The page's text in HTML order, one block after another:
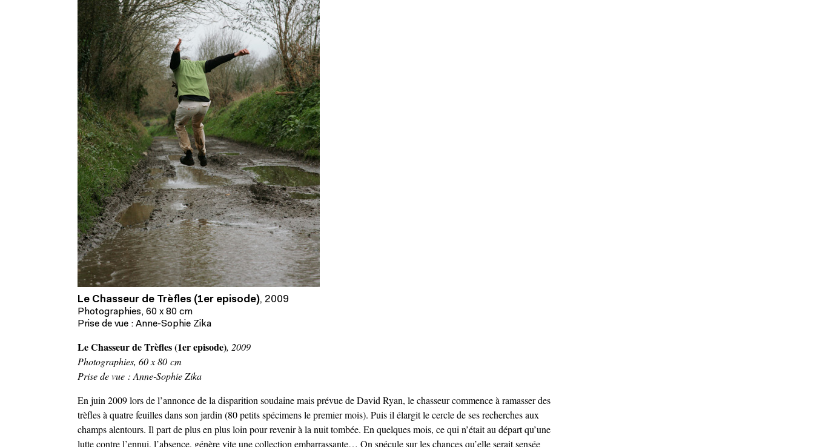
Le Chasseur de Trèfles (1er episode), 2009
Photographies, 60 x 80 cm
Prise de vue : Anne-Sophie Zika
Le Chasseur de Trèfles (1er episode), 2009
Photographies, 60 x 80 cm
Prise de vue : Anne-Sophie Zika
En juin 2009 lors de l’annonce de la disparition soudaine mais prévue de David Ryan, le chasseur commence à ramasser des
trèfles à quatre feuilles dans son jardin (80 petits spécimens le premier mois). Puis il élargit le cercle de ses recherches aux
champs alentours. Il part de plus en plus loin pour revenir à la nuit tombée. En quelques mois, ce qui n’était au départ qu’une
lutte contre l’ennui, l’absence, génère vite une collection embarrassante… On spécule sur les chances qu’elle serait sensée